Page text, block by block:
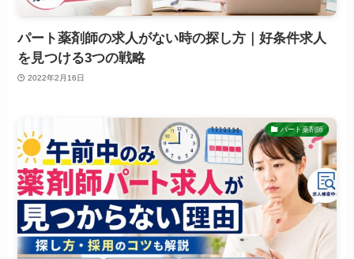
パート薬剤師の求人がない時の探し方｜好条件求人
を見つける3つの戦略
2022年2月16日
パート薬剤師